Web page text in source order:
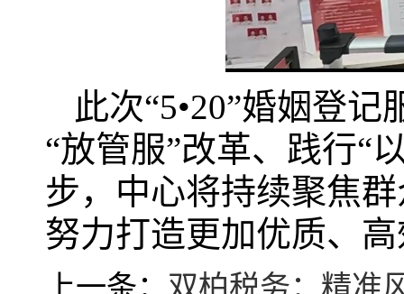
此次“5•20”婚姻登
“放管服”改革、践行“
步，中心将持续聚焦
努力打造更加优质、
上一条： 双柏税务：精准